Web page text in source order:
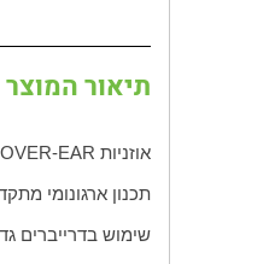
תיאור המוצר
אוזניות OVER-EAR
תכנון ארגונומי
שימוש בדרייברים